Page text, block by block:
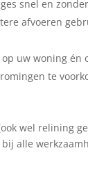
snel en
afvoeren
uw woning én
te
wel relining
alle